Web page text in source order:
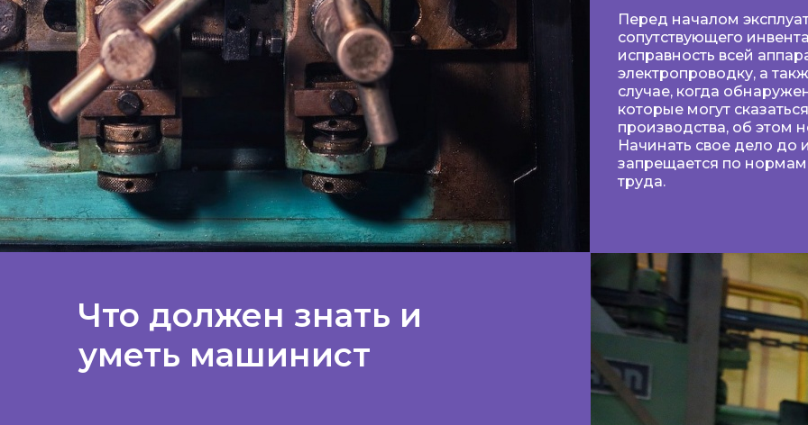
Перед началом
сопутствующего
исправность всей
электропроводку, а
случае, когда
которые могут
производства, об этом
Начинать свое дело до
запрещается по нормам
труда.
Что должен знать и
уметь машинист